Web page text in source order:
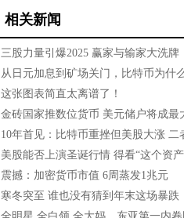
相关新闻
三股力量引爆2025 赢家与输家大洗牌
从日元加息到矿场关门，比特币为什
这张图表简直太离谱了！
金砖国家推数位货币 美元储户将成最
10年首见：比特币重挫但美股大涨 二
美股能否上演圣诞行情 得看“这个资
震撼：加密货币市值 6周蒸发1兆元
寒冬突至 谁也没有猜到年末这场暴跌